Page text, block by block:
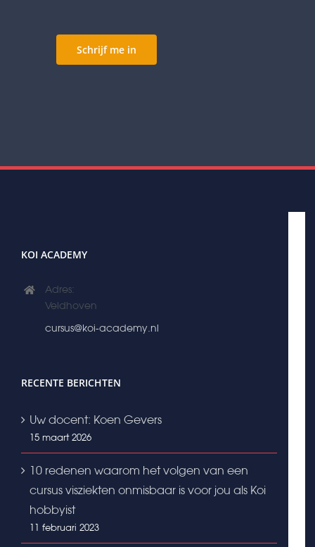
Schrijf me in
KOI ACADEMY
Adres:
Veldhoven
cursus@koi-academy.nl
RECENTE BERICHTEN
Uw docent: Koen Gevers
15 maart 2026
10 redenen waarom het volgen van een
cursus visziekten onmisbaar is voor jou als Koi
hobbyist
11 februari 2023